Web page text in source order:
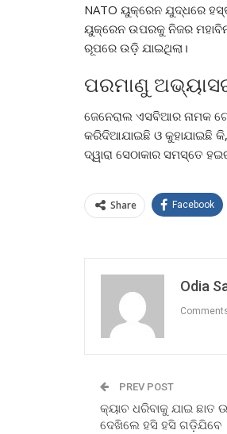
NATO ୟୁକ୍ରେନ ଯୁଦ୍ଧରେ
ୟୁକ୍ରେନ ଉପରକୁ ନିଜର
ରୂପରେ ଉଡ଼ି ଯାଇଥିଲା।
ପରମାଣୁ
ଜେନେରାଲ ଏସବିଆର ନାମକ
କରିଦିଆଯାଇଛି ଓ କୁହାଯାଇଛି
ଦ୍ୱାରା ସେଠାକାର ସମସ୍ତେ
Share Facebook
Odia
PREV POST
କ୍ୟାଚ ଧରିବାକୁ ଯାଇ
ଦେଖିଲେ ହସି ହସି ଗଡ଼ିଯିବେ